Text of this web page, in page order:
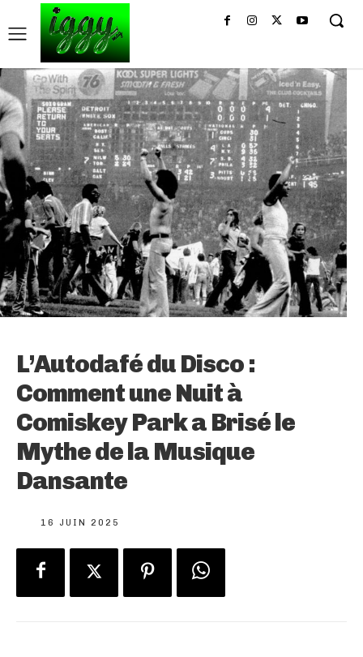
L’Autodafé du Disco :
Comment une Nuit à
Comiskey Park a Brisé le
Mythe de la Musique
Dansante
16 JUIN 2025